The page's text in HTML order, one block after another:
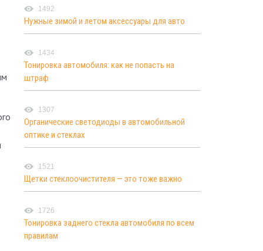
1492
Нужные зимой и летом аксессуары для авто
1434
Тонировка автомобиля: как не попасть на
штраф
1307
Органические светодиоды в автомобильной
оптике и стеклах
1521
Щетки стеклоочистителя — это тоже важно
1726
Тонировка заднего стекла автомобиля по всем
правилам